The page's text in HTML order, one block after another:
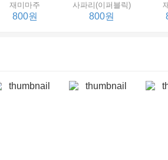
재미마주
800원
사파리(이퍼블릭)
800원